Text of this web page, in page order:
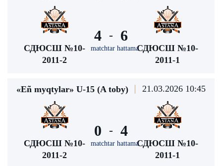
СДЮСШ №10-
2011-2
4 -
matchtar hattama
6
СДЮСШ №10-
2011-1
«Eñ myqtylar» U-15 (A toby) 21.03.2026 10:45
СДЮСШ №10-
2011-2
0 -
matchtar hattama
4
СДЮСШ №10-
2011-1